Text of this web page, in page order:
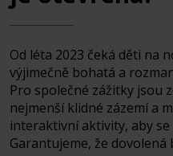
Od léta 2023 čeká děti na
výjimečně bohatá a
Pro společné zážitky
nejmenší klidné zázemí a
interaktivní aktivity, aby
Garantujeme, že